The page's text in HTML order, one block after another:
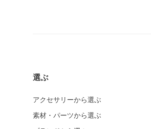
選ぶ
アクセサリーから選ぶ
素材・パーツから選ぶ